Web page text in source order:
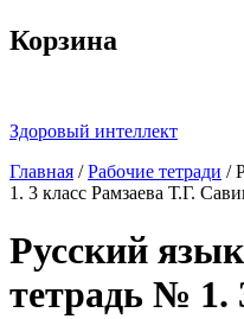
Корзина
Здоровый интеллект
Главная /Рабочие тетради /
1. 3 класс Рамзаева Т.Г.
Русский
тетрадь № 1.